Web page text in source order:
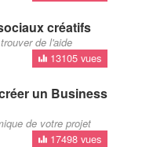
créatifs
de l'aide
13105 vues
un Business
de votre projet
17498 vues